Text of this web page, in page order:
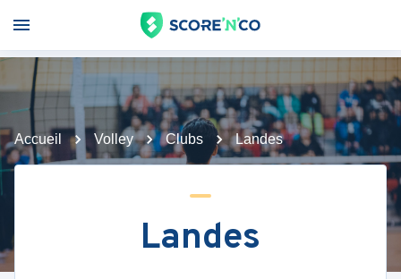
Accueil Volley Clubs Landes
Landes